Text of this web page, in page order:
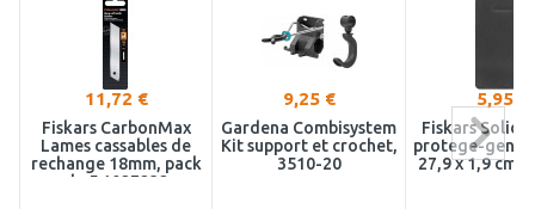
11,72 €
Fiskars CarbonMax
Lames cassables de
rechange 18mm, pack
de 5 1027232
9,25 €
Gardena Combisystem
Kit support et crochet,
3510-20
5,95 €
Fiskars Solid
protege-
27,9 x 1,9 cm